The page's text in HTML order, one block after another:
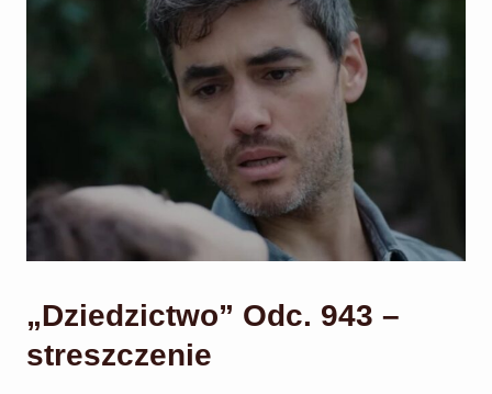
„Dziedzictwo” Odc. 943 –
streszczenie